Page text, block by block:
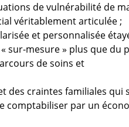
de vulnérabilité de
véritablement articulée ;
et personnalisée
sur-mesure » plus que du
de soins et
des craintes familiales qui
comptabiliser par un